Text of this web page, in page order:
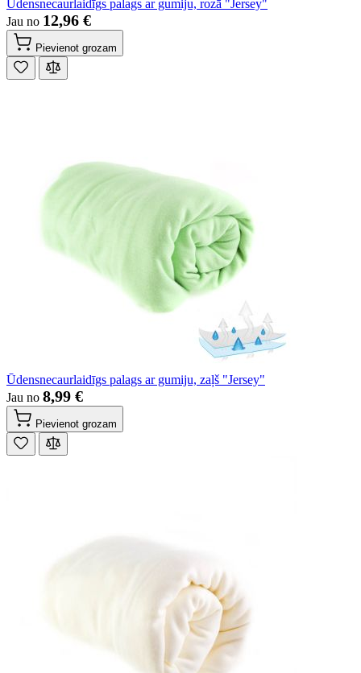
Ūdensnecaurlaidīgs palags ar gumiju, rozā "Jersey"
Jau no 12,96 €
Pievienot grozam
Ūdensnecaurlaidīgs palags ar gumiju, zaļš "Jersey"
Jau no 8,99 €
Pievienot grozam